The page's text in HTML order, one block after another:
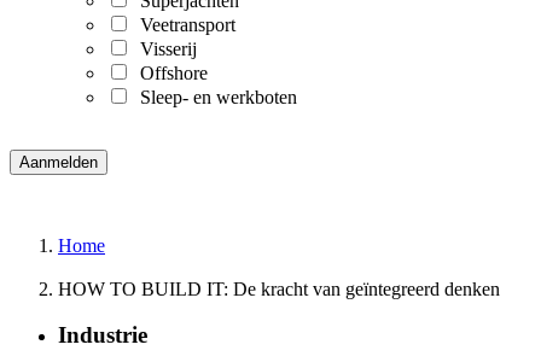
Veetransport
Visserij
Offshore
Sleep- en werkboten
Home
HOW TO BUILD IT: De kracht van geïntegreerd denken
Industrie